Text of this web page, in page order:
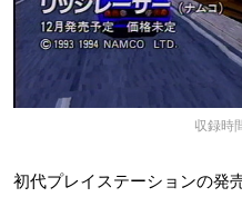
収録時
初代プレイステーションの発